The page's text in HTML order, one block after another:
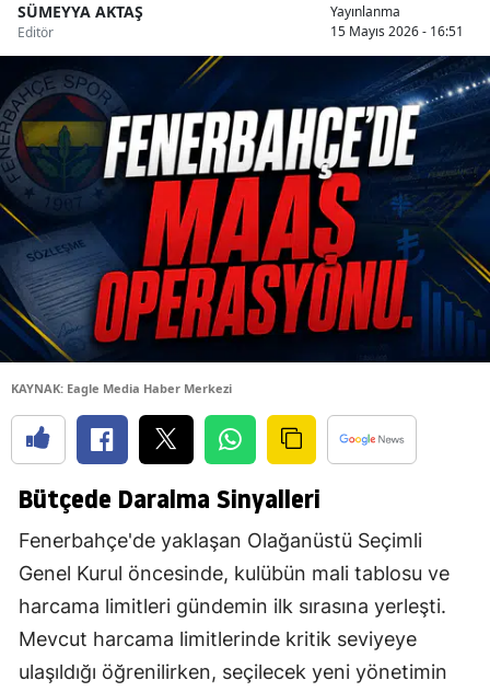
SÜMEYYA AKTAŞ
Editör
Yayınlanma
15 Mayıs 2026 - 16:51
KAYNAK: Eagle Media Haber Merkezi
Bütçede Daralma Sinyalleri
Fenerbahçe'de yaklaşan Olağanüstü Seçimli
Genel Kurul öncesinde, kulübün mali tablosu ve
harcama limitleri gündemin ilk sırasına yerleşti.
Mevcut harcama limitlerinde kritik seviyeye
ulaşıldığı öğrenilirken, seçilecek yeni yönetimin